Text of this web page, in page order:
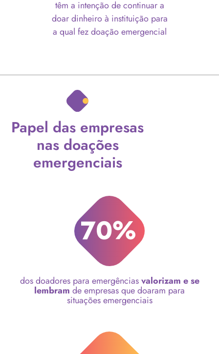
têm a intenção de continuar a
doar dinheiro à instituição para
a qual fez doação emergencial
Papel das empresas
nas doações
emergenciais
dos doadores para emergênciasvalorizam e se
lembram de empresas que doaram para
situações emergenciais